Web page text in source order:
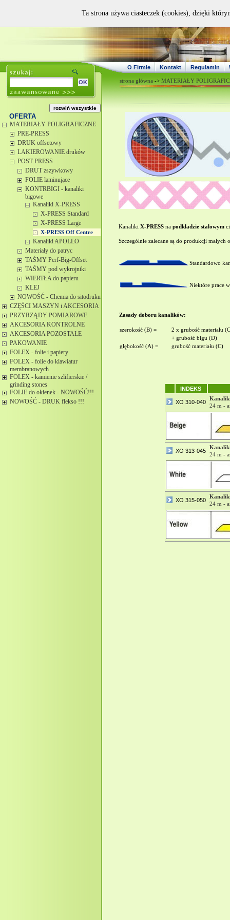
O Firmie Kontakt Regulamin
OFERTA
MATERIAŁY POLIGRAFICZNE
PRE-PRESS
DRUK offsetowy
LAKIEROWANIE druków
POST PRESS
DRUT zszywkowy
FOLIE laminujące
KONTRBIGI - kanaliki
bigowe
Kanaliki X-PRESS
X-PRESS Standard
X-PRESS Large
X-PRESS Off Centre
Kanaliki APOLLO
Materiały do patryc
TAŚMY Perf-Big-Offset
TAŚMY pod wykrojniki
WIERTŁA do papieru
KLEJ
NOWOŚĆ - Chemia do sitodruku
CZĘŚCI MASZYN i AKCESORIA
PRZYRZĄDY POMIAROWE
AKCESORIA KONTROLNE
AKCESORIA POZOSTAŁE
PAKOWANIE
FOLEX - folie i papiery
FOLEX - folie do klawiatur
membranowych
FOLEX - kamienie szlifierskie /
grinding stones
FOLIE do okienek - NOWOŚĆ!!!
NOWOŚĆ - DRUK flekso !!!
strona główna -> MATERIAŁY
Kanaliki X-PRESS na podkładzie stalowym
Szczególnie zalecane są do produkcji
Standardowo
Niektóre prace
Zasady doboru kanalików:
szerokość (B) =
2 x grubość materiału
+ grubość bigu (D)
głębokość (A) =
grubość materiału (C)
INDEKS
XO 310-040
24 m -
XO 313-045
24 m -
XO 315-050
24 m -
Ta strona używa ciasteczek (cookies), dzięki